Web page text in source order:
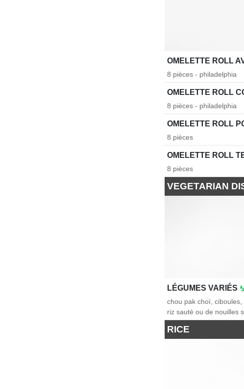
OMELETTE ROLL
8 pièces - philadelphia
OMELETTE ROLL
8 pièces - philadelphia
OMELETTE ROLL
8 pièces
OMELETTE ROLL
8 pièces
VEGETARIAN
LÉGUMES VARIÉS
chou pak choï,
riz sauté ou de nouilles
RICE